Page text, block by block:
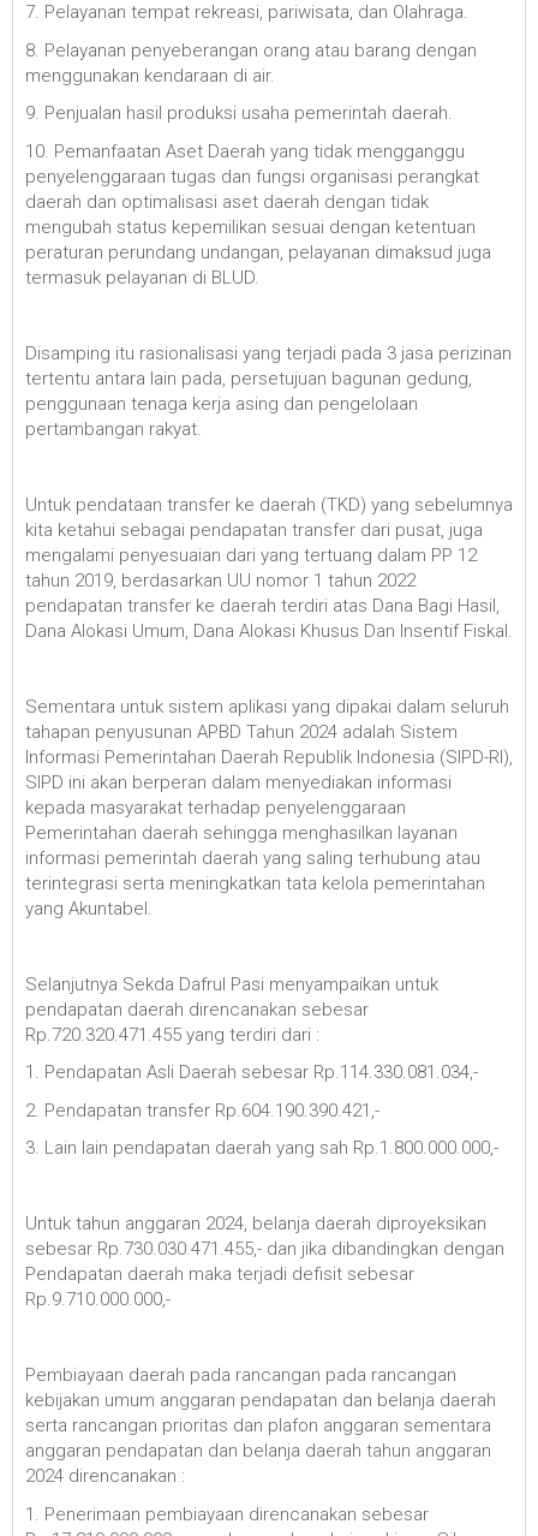
7. Pelayanan tempat rekreasi, pariwisata, dan Olahraga.
8. Pelayanan penyeberangan orang atau barang dengan
menggunakan kendaraan di air.
9. Penjualan hasil produksi usaha pemerintah daerah.
10. Pemanfaatan Aset Daerah yang tidak mengganggu
penyelenggaraan tugas dan fungsi organisasi perangkat
daerah dan optimalisasi aset daerah dengan tidak
mengubah status kepemilikan sesuai dengan ketentuan
peraturan perundang undangan, pelayanan dimaksud juga
termasuk pelayanan di BLUD.
Disamping itu rasionalisasi yang terjadi pada 3 jasa perizinan
tertentu antara lain pada, persetujuan bagunan gedung,
penggunaan tenaga kerja asing dan pengelolaan
pertambangan rakyat.
Untuk pendataan transfer ke daerah (TKD) yang sebelumnya
kita ketahui sebagai pendapatan transfer dari pusat, juga
mengalami penyesuaian dari yang tertuang dalam PP 12
tahun 2019, berdasarkan UU nomor 1 tahun 2022
pendapatan transfer ke daerah terdiri atas Dana Bagi Hasil,
Dana Alokasi Umum, Dana Alokasi Khusus Dan Insentif Fiskal.
Sementara untuk sistem aplikasi yang dipakai dalam seluruh
tahapan penyusunan APBD Tahun 2024 adalah Sistem
Informasi Pemerintahan Daerah Republik Indonesia (SIPD-RI),
SIPD ini akan berperan dalam menyediakan informasi
kepada masyarakat terhadap penyelenggaraan
Pemerintahan daerah sehingga menghasilkan layanan
informasi pemerintah daerah yang saling terhubung atau
terintegrasi serta meningkatkan tata kelola pemerintahan
yang Akuntabel.
Selanjutnya Sekda Dafrul Pasi menyampaikan untuk
pendapatan daerah direncanakan sebesar
Rp.720.320.471.455 yang terdiri dari :
1. Pendapatan Asli Daerah sebesar Rp.114.330.081.034,-
2. Pendapatan transfer Rp.604.190.390.421,-
3. Lain lain pendapatan daerah yang sah Rp.1.800.000.000,-
Untuk tahun anggaran 2024, belanja daerah diproyeksikan
sebesar Rp.730.030.471.455,- dan jika dibandingkan dengan
Pendapatan daerah maka terjadi defisit sebesar
Rp.9.710.000.000,-
Pembiayaan daerah pada rancangan pada rancangan
kebijakan umum anggaran pendapatan dan belanja daerah
serta rancangan prioritas dan plafon anggaran sementara
anggaran pendapatan dan belanja daerah tahun anggaran
2024 direncanakan :
1. Penerimaan pembiayaan direncanakan sebesar